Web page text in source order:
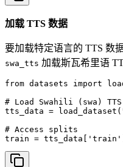
加载 TTS 数据
要加载特定语言的 TTS 数
swa_tts 加载斯瓦希里语
from datasets import
# Load Swahili (swa)
tts_data =
# Access splits
train = tts_data['train']